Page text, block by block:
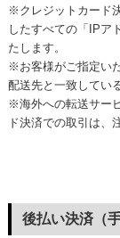
※クレジットカード
したすべての「IPア
たします。
※お客様がご指定い
配送先と一致してい
※海外への転送サー
ド決済での取引は、
後払い決済（